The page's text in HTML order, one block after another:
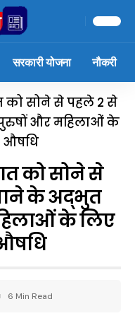
सरकारी योजना नौकरी
को सोने से पहले 2 से
और महिलाओं के
औषधि
को सोने से
के अद्भुत
के लिए
6 Min Read